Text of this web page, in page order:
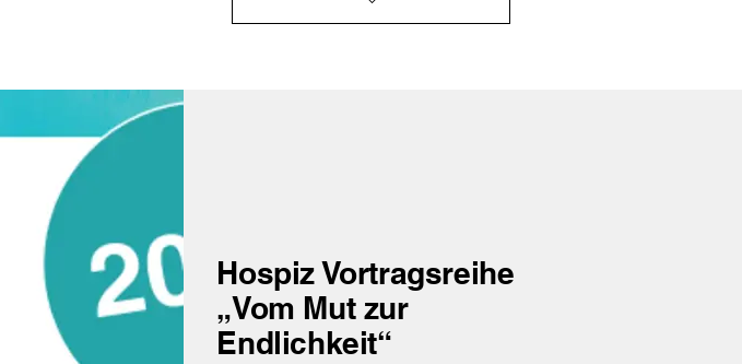
Hospiz Vortragsreihe
„Vom Mut zur
Endlichkeit“